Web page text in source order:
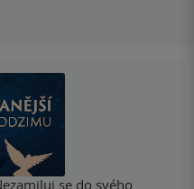
se do svého